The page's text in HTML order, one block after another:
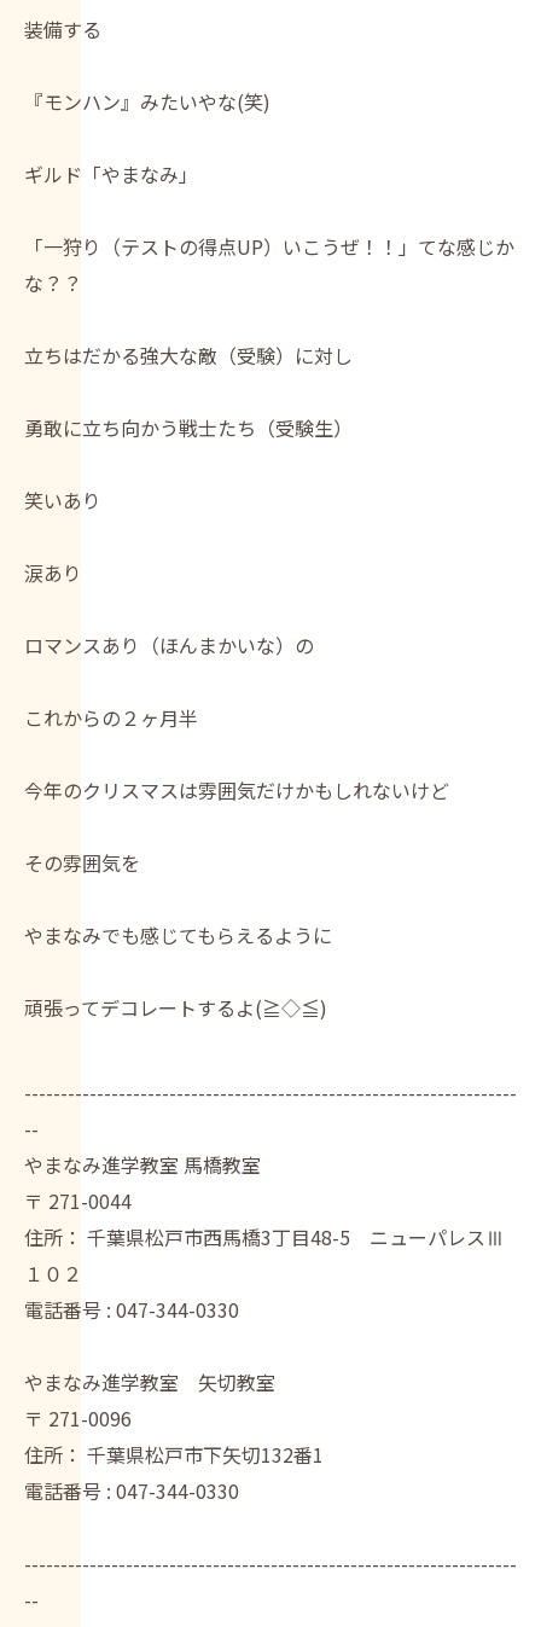
装備する
『モンハン』みたいやな(笑)
ギルド「やまなみ」
「一狩り（テストの得点UP）いこうぜ！！」てな感じか
な？？
立ちはだかる強大な敵（受験）に対し
勇敢に立ち向かう戦士たち（受験生）
笑いあり
涙あり
ロマンスあり（ほんまかいな）の
これからの２ヶ月半
今年のクリスマスは雰囲気だけかもしれないけど
その雰囲気を
やまなみでも感じてもらえるように
頑張ってデコレートするよ(≧◇≦)
--------------------------------------------------------------------
--
やまなみ進学教室 馬橋教室
〒 271-0044
住所： 千葉県松戸市西馬橋3丁目48-5 ニューパレスⅢ
１０２
電話番号 : 047-344-0330
やまなみ進学教室 矢切教室
〒 271-0096
住所： 千葉県松戸市下矢切132番1
電話番号 : 047-344-0330
--------------------------------------------------------------------
--